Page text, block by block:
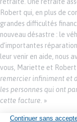
Robert qui, en plus de
grandes difficultés
nouveau désastre : le
d’importantes
leur venir en aide, nous
vous, Mariette et
remercier infiniment et
les personnes qui ont
cette facture. »